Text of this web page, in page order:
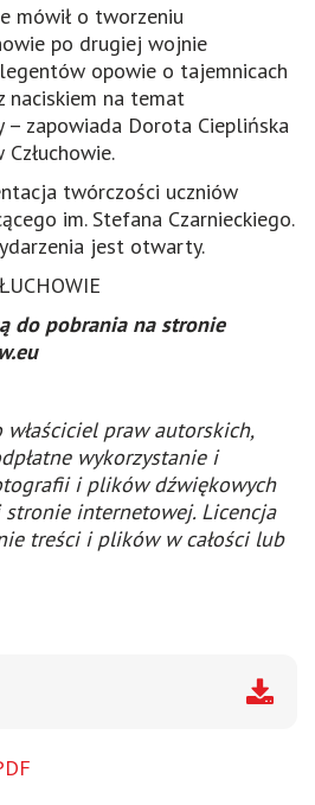
mówił o tworzeniu
po drugiej wojnie
opowie o tajemnicach
naciskiem na temat
– zapowiada Dorota Cieplińska
twórczości uczniów
im. Stefana Czarnieckiego.
jest otwarty.
do pobrania na stronie
właściciel praw autorskich,
wykorzystanie i
i plików dźwiękowych
internetowej. Licencja
treści i plików w całości lub